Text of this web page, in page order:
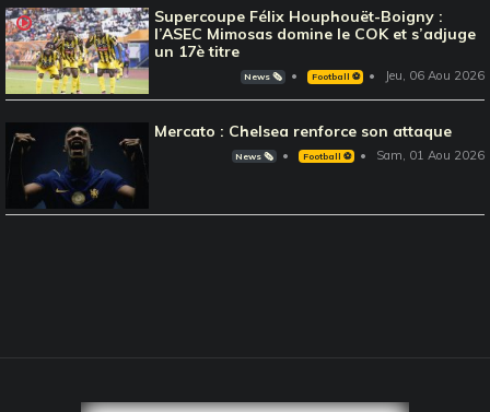
Supercoupe Félix Houphouët-Boigny :
l’ASEC Mimosas domine le COK et s’adjuge
un 17è titre
News 🗞️ Football ⚽️ Jeu, 06 Aou 2026
Mercato : Chelsea renforce son attaque
News 🗞️ Football ⚽️ Sam, 01 Aou 2026